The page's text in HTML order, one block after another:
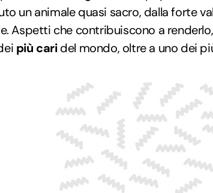
un animale quasi sacro, dalla forte
Aspetti che contribuiscono a
più caridel mondo, oltre a uno dei